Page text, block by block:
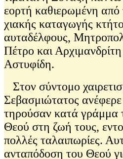
εορτή καθιερωμένη από
χιακής καταγωγής
αυταδέλφους,
Πέτρο και
Αστυφίδη.
Στον σύντομο
Σεβασμιώτατος ανέφερε
τηρούσαν κατά γράμμα
Θεού στη ζωή τους,
πολλές ταλαιπωρίες.
ανταπόδοση του Θεού